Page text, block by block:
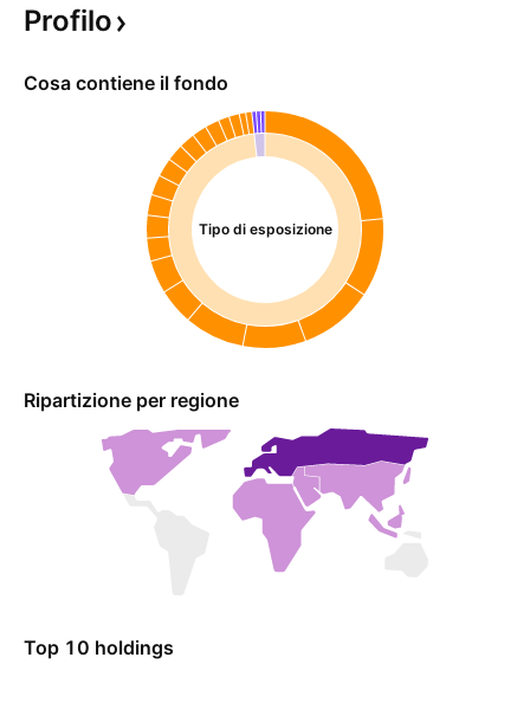
Profilo
Cosa contiene il fondo
Tipo di esposizione
Ripartizione per regione
Top 10 holdings